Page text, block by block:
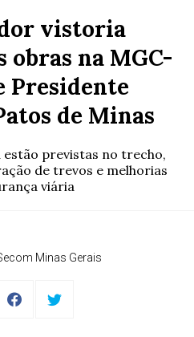
vistoria
obras na MGC-
Presidente
de Minas
previstas no trecho,
de trevos e melhorias
viária
Minas Gerais